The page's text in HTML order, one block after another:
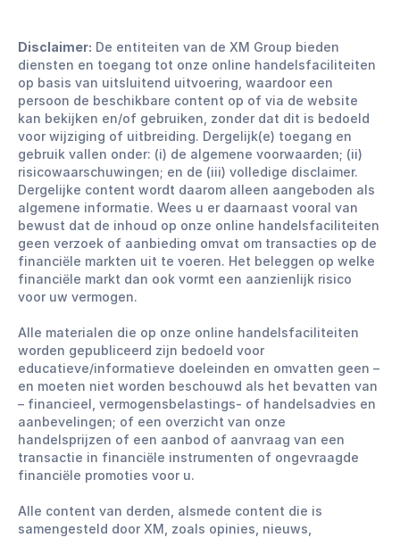
Disclaimer: De entiteiten van de XM Group bieden
diensten en toegang tot onze online handelsfaciliteiten
op basis van uitsluitend uitvoering, waardoor een
persoon de beschikbare content op of via de website
kan bekijken en/of gebruiken, zonder dat dit is bedoeld
voor wijziging of uitbreiding. Dergelijk(e) toegang en
gebruik vallen onder: (i) de algemene voorwaarden; (ii)
risicowaarschuwingen; en de (iii) volledige disclaimer.
Dergelijke content wordt daarom alleen aangeboden als
algemene informatie. Wees u er daarnaast vooral van
bewust dat de inhoud op onze online handelsfaciliteiten
geen verzoek of aanbieding omvat om transacties op de
financiële markten uit te voeren. Het beleggen op welke
financiële markt dan ook vormt een aanzienlijk risico
voor uw vermogen.
Alle materialen die op onze online handelsfaciliteiten
worden gepubliceerd zijn bedoeld voor
educatieve/informatieve doeleinden en omvatten geen –
en moeten niet worden beschouwd als het bevatten van
– financieel, vermogensbelastings- of handelsadvies en
aanbevelingen; of een overzicht van onze
handelsprijzen of een aanbod of aanvraag van een
transactie in financiële instrumenten of ongevraagde
financiële promoties voor u.
Alle content van derden, alsmede content die is
samengesteld door XM, zoals opinies, nieuws,